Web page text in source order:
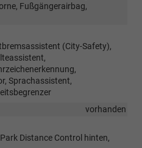
Fußgängerairbag,
(City-Safety),
Sprachassistent,
vorhanden
Distance Control hinten,